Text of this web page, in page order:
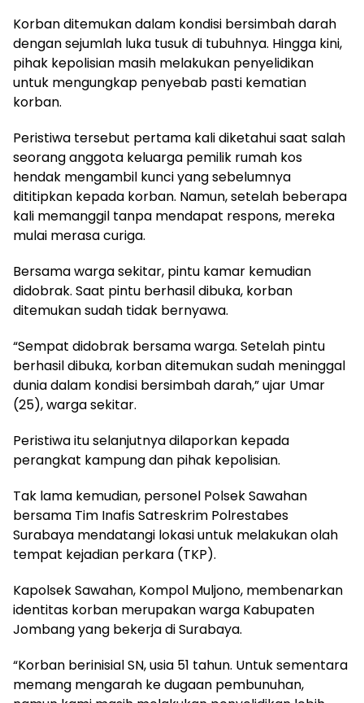
Korban ditemukan dalam kondisi bersimbah darah
dengan sejumlah luka tusuk di tubuhnya. Hingga kini,
pihak kepolisian masih melakukan penyelidikan
untuk mengungkap penyebab pasti kematian
korban.
Peristiwa tersebut pertama kali diketahui saat salah
seorang anggota keluarga pemilik rumah kos
hendak mengambil kunci yang sebelumnya
dititipkan kepada korban. Namun, setelah beberapa
kali memanggil tanpa mendapat respons, mereka
mulai merasa curiga.
Bersama warga sekitar, pintu kamar kemudian
didobrak. Saat pintu berhasil dibuka, korban
ditemukan sudah tidak bernyawa.
“Sempat didobrak bersama warga. Setelah pintu
berhasil dibuka, korban ditemukan sudah meninggal
dunia dalam kondisi bersimbah darah,” ujar Umar
(25), warga sekitar.
Peristiwa itu selanjutnya dilaporkan kepada
perangkat kampung dan pihak kepolisian.
Tak lama kemudian, personel Polsek Sawahan
bersama Tim Inafis Satreskrim Polrestabes
Surabaya mendatangi lokasi untuk melakukan olah
tempat kejadian perkara (TKP).
Kapolsek Sawahan, Kompol Muljono, membenarkan
identitas korban merupakan warga Kabupaten
Jombang yang bekerja di Surabaya.
“Korban berinisial SN, usia 51 tahun. Untuk sementara
memang mengarah ke dugaan pembunuhan,